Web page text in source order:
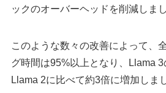
ックのオーバーヘッドを削減しまし
このような数々の改善によって、
グ時間は95%以上となり、Llama
Llama 2に比べて約3倍に増加しま